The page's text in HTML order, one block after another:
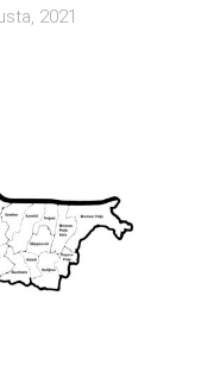
2021